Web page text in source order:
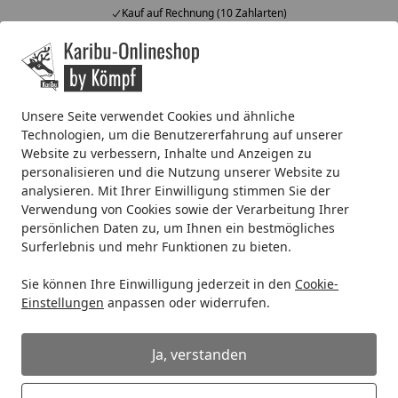
Unsere Seite verwendet Cookies und ähnliche
Technologien, um die Benutzererfahrung auf unserer
Website zu verbessern, Inhalte und Anzeigen zu
personalisieren und die Nutzung unserer Website zu
analysieren. Mit Ihrer Einwilligung stimmen Sie der
Verwendung von Cookies sowie der Verarbeitung Ihrer
persönlichen Daten zu, um Ihnen ein bestmögliches
Surferlebnis und mehr Funktionen zu bieten.
Sie können Ihre Einwilligung jederzeit in den Cookie-
Einstellungen anpassen oder widerrufen.
Ja, verstanden
Kauf auf Rechnung (10 Zahlarten)
Alle Produkte
Mein Konto
Startseite
Systemhaus Zubehör für Systemhäuser Fußböden
Fußboden für Karibu Gartenhaus
Radeburg 1/2/3/4